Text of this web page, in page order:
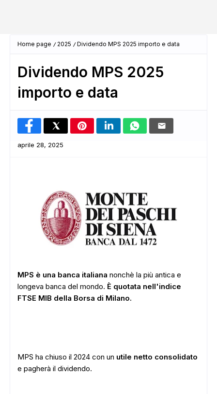
Home page 2025 Dividendo MPS 2025 importo e data
Dividendo MPS 2025
importo e data
aprile 28, 2025
MPS è una banca italiana nonchè la più antica e
longeva banca del mondo. È quotata nell'indice
FTSE MIB della Borsa di Milano.
MPS ha chiuso il 2024 con un utile netto consolidato
e pagherà il dividendo.